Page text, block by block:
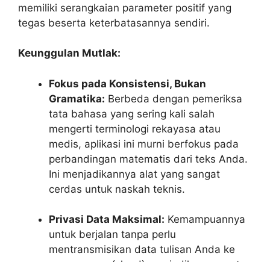
memiliki serangkaian parameter positif yang
tegas beserta keterbatasannya sendiri.
Keunggulan Mutlak:
Fokus pada Konsistensi, Bukan
Gramatika: Berbeda dengan pemeriksa
tata bahasa yang sering kali salah
mengerti terminologi rekayasa atau
medis, aplikasi ini murni berfokus pada
perbandingan matematis dari teks Anda.
Ini menjadikannya alat yang sangat
cerdas untuk naskah teknis.
Privasi Data Maksimal: Kemampuannya
untuk berjalan tanpa perlu
mentransmisikan data tulisan Anda ke